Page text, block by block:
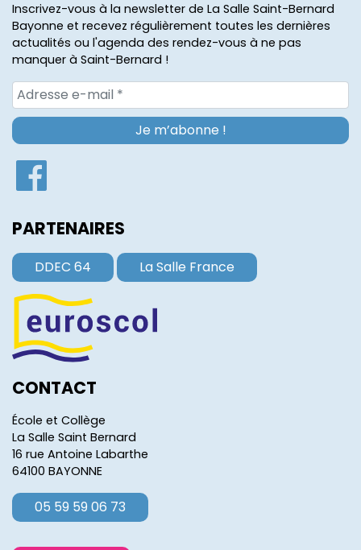
Inscrivez-vous à la newsletter de La Salle Saint-Bernard
Bayonne et recevez régulièrement toutes les dernières
actualités ou l'agenda des rendez-vous à ne pas
manquer à Saint-Bernard !
PARTENAIRES
DDEC 64 La Salle France
CONTACT
École et Collège
La Salle Saint Bernard
16 rue Antoine Labarthe
64100 BAYONNE
05 59 59 06 73